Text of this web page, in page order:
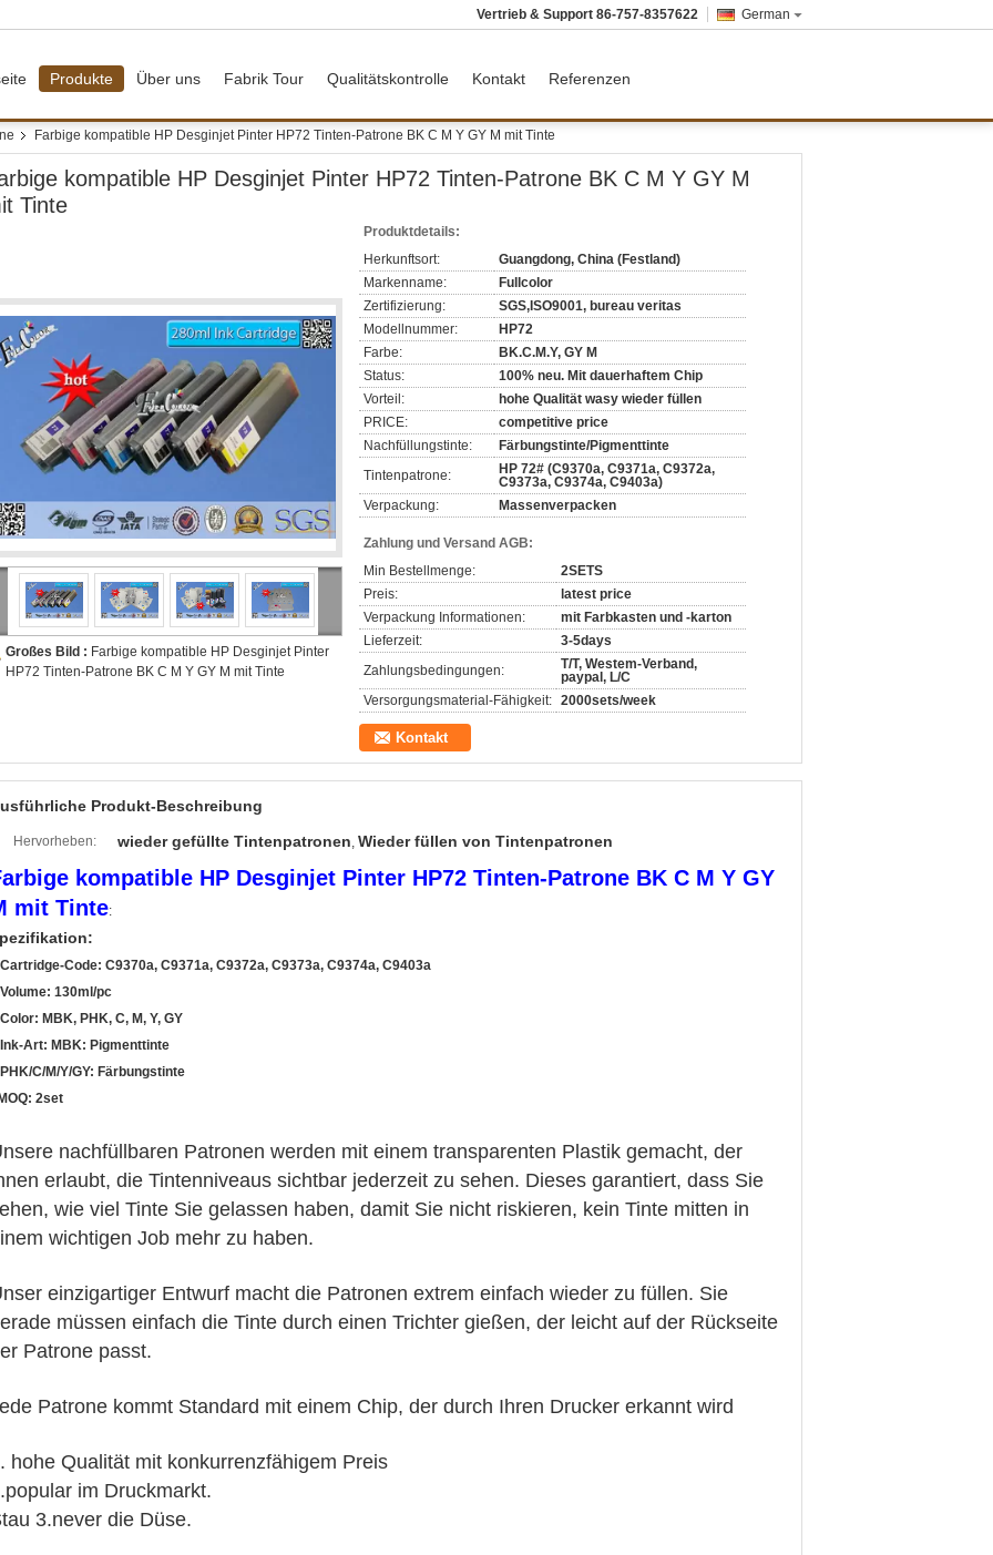
German
Vertrieb & Support 86-757-8357622
Produkte Über uns Fabrik Tour Qualitätskontrolle Kontakt Referenzen
Farbige kompatible HP Desginjet Pinter HP72 Tinten-Patrone BK C M Y GY M mit Tinte
kompatible HP Desginjet Pinter HP72 Tinten-Patrone BK C M Y GY M
Tinte
Großes Bild : Farbige kompatible HP Desginjet Pinter
HP72 Tinten-Patrone BK C M Y GY M mit Tinte
Produktdetails:
Herkunftsort:
Guangdong, China (Festland)
Markenname:
Fullcolor
Zertifizierung:
SGS,ISO9001, bureau veritas
Modellnummer:
HP72
Farbe:
BK.C.M.Y, GY M
Status:
100% neu. Mit dauerhaftem Chip
Vorteil:
hohe Qualität wasy wieder füllen
PRICE:
competitive price
Nachfüllungstinte:
Färbungstinte/Pigmenttinte
Tintenpatrone:
HP 72# (C9370a, C9371a, C9372a,
C9373a, C9374a, C9403a)
Verpackung:
Massenverpacken
Zahlung und Versand AGB:
Min Bestellmenge:
2SETS
Preis:
latest price
Verpackung Informationen:
mit Farbkasten und -karton
Lieferzeit:
3-5days
Zahlungsbedingungen:
T/T, Westem-Verband,
paypal, L/C
Versorgungsmaterial-Fähigkeit: 2000sets/week
Kontakt
Produkt-Beschreibung
Hervorheben: wieder gefüllte Tintenpatronen, Wieder füllen von Tintenpatronen
kompatible HP Desginjet Pinter HP72 Tinten-Patrone BK C M Y GY
mit Tinte:
Code: C9370a, C9371a, C9372a, C9373a, C9374a, C9403a
130ml/pc
MBK, PHK, C, M, Y, GY
Art: MBK: Pigmenttinte
C/M/Y/GY: Färbungstinte
2set
nachfüllbaren Patronen werden mit einem transparenten Plastik gemacht, der
erlaubt, die Tintenniveaus sichtbar jederzeit zu sehen. Dieses garantiert, dass Sie
wie viel Tinte Sie gelassen haben, damit Sie nicht riskieren, kein Tinte mitten in
wichtigen Job mehr zu haben.
einzigartiger Entwurf macht die Patronen extrem einfach wieder zu füllen. Sie
müssen einfach die Tinte durch einen Trichter gießen, der leicht auf der Rückseite
Patrone passt.
Patrone kommt Standard mit einem Chip, der durch Ihren Drucker erkannt wird
hohe Qualität mit konkurrenzfähigem Preis
im Druckmarkt.
3.never die Düse.